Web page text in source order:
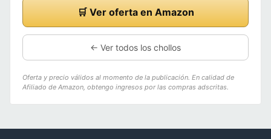
🛒 Ver oferta en Amazon
← Ver todos los chollos
Oferta y precio válidos al momento de la publicación. En calidad de
Afiliado de Amazon, obtengo ingresos por las compras adscritas.